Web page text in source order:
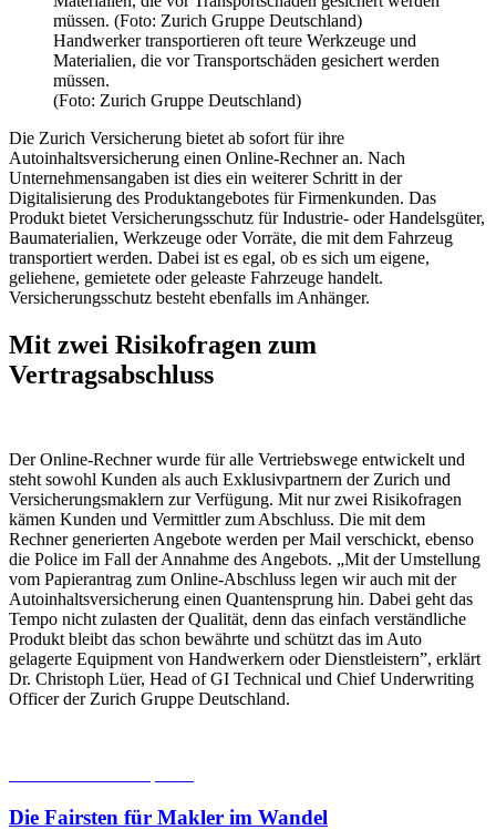
Handwerker transportieren oft teure Werkzeuge und
Materialien, die vor Transportschäden gesichert werden
müssen.
(Foto: Zurich Gruppe Deutschland)
Die Zurich Versicherung bietet ab sofort für ihre
Autoinhaltsversicherung einen Online-Rechner an. Nach
Unternehmensangaben ist dies ein weiterer Schritt in der
Digitalisierung des Produktangebotes für Firmenkunden. Das
Produkt bietet Versicherungsschutz für Industrie- oder Handelsgüter,
Baumaterialien, Werkzeuge oder Vorräte, die mit dem Fahrzeug
transportiert werden. Dabei ist es egal, ob es sich um eigene,
geliehene, gemietete oder geleaste Fahrzeuge handelt.
Versicherungsschutz besteht ebenfalls im Anhänger.
Mit zwei Risikofragen zum
Vertragsabschluss
Der Online-Rechner wurde für alle Vertriebswege entwickelt und
steht sowohl Kunden als auch Exklusivpartnern der Zurich und
Versicherungsmaklern zur Verfügung. Mit nur zwei Risikofragen
kämen Kunden und Vermittler zum Abschluss. Die mit dem
Rechner generierten Angebote werden per Mail verschickt, ebenso
die Police im Fall der Annahme des Angebots. „Mit der Umstellung
vom Papierantrag zum Online-Abschluss legen wir auch mit der
Autoinhaltsversicherung einen Quantensprung hin. Dabei geht das
Tempo nicht zulasten der Qualität, denn das einfach verständliche
Produkt bleibt das schon bewährte und schützt das im Auto
gelagerte Equipment von Handwerkern oder Dienstleistern”, erklärt
Dr. Christoph Lüer, Head of GI Technical und Chief Underwriting
Officer der Zurich Gruppe Deutschland.
Die Fairsten für Makler im Wandel